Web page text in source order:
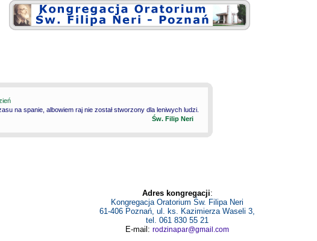
na spanie, albowiem raj nie został stworzony dla leniwych ludzi.
Św. Filip Neri
Adres kongregacji:
Kongregacja Oratorium Św. Filipa Neri
61-406 Poznań, ul. ks. Kazimierza Waseli 3,
tel. 061 830 55 21
E-mail: rodzinapar@gmail.com